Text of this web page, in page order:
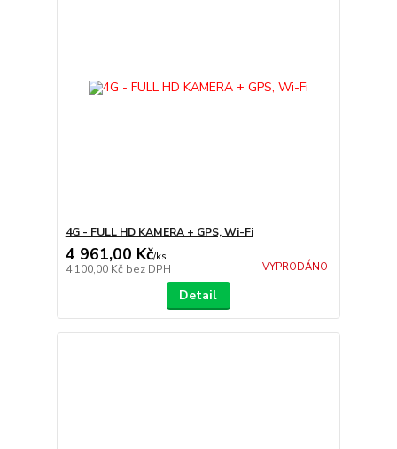
4G - FULL HD KAMERA + GPS, Wi-Fi
4 961,00 Kč/ks
4 100,00 Kč bez DPH VYPRODÁNO
Detail